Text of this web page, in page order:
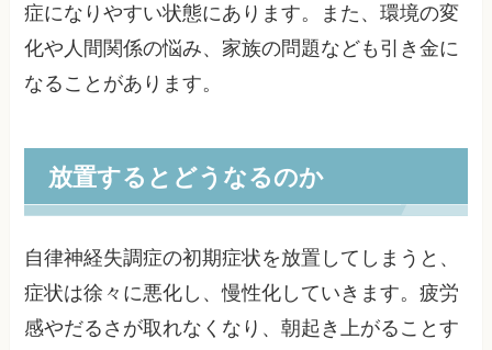
症になりやすい状態にあります。また、環境の変
化や人間関係の悩み、家族の問題なども引き金に
なることがあります。
放置するとどうなるのか
自律神経失調症の初期症状を放置してしまうと、
症状は徐々に悪化し、慢性化していきます。疲労
感やだるさが取れなくなり、朝起き上がることす